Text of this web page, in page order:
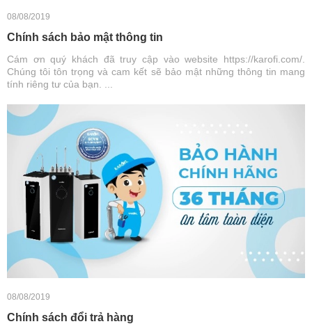
08/08/2019
Chính sách bảo mật thông tin
Cám ơn quý khách đã truy cập vào website https://karofi.com/.
Chúng tôi tôn trọng và cam kết sẽ bảo mật những thông tin mang
tính riêng tư của bạn. ...
08/08/2019
Chính sách đổi trả hàng